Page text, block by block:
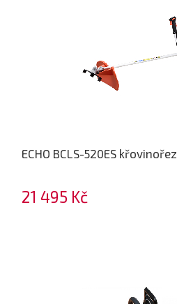
ECHO BCLS-520ES křovinořez
21 495 Kč